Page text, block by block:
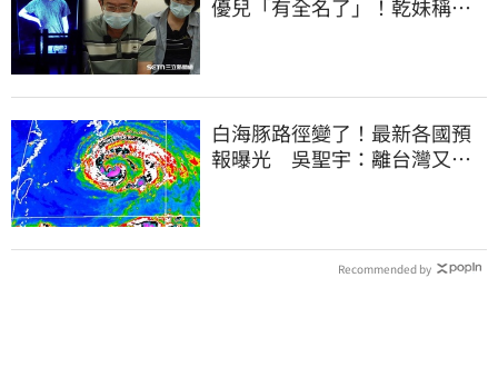
優兒「有全名了」！乾妹稱賠
白海豚路徑變了！最新各國預
報曝光 吳聖宇：離台灣又更
Recommended by